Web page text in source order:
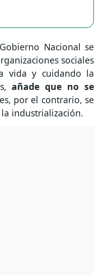
Nacional se
sociales
vida y cuidando la
añade que no se
por el contrario, se
industrialización.